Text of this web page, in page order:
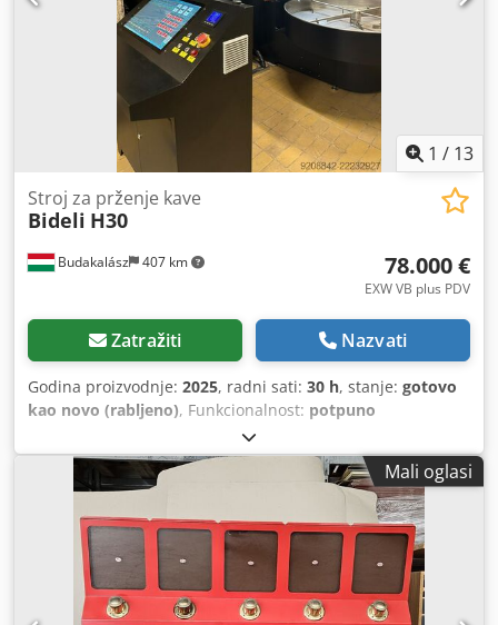
1 / 13
Budakalász 407 km
Stroj za prženje kave
Bideli H30
78.000 €
EXW VB plus PDV
Zatražiti Nazvati
Godina proizvodnje: 2025, radni sati: 30 h, stanje: gotovo
kao novo (rabljeno), Funkcionalnost: potpuno
, broj stroja/vozila:
Oprema:CE oznaka, 2025 BIDELI 30kg potpuno automatski
stroj za prženje kave | Samo 30 sati rada | Odmah
dostupan Odmah dostupan – Nema čekanja na
proizvodnju ili isporuku. Jedinstvena prilika za kupnju 2025
BIDELI 30kg potpuno automatskog stroja za prženje kave u
gotovo novom stanju. Stroj je radio svega oko 30 sati i
nalazi se u izvrsnom mehaničkom i vizualnom stanju.
Pržionica se prodaje zbog zatvaranja našeg poslovanja s
Mali oglasi